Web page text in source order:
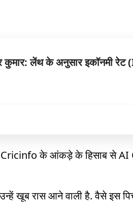
कुमार: लेंथ के अनुसार इकॉनमी रेट
6.58
Cricinfo के आंकड़े के हिसाब से
खूब रास आने वाली है. वैसे इस